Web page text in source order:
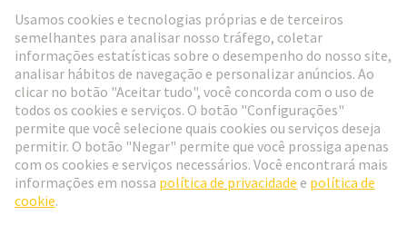
Social Media
Portugal Português